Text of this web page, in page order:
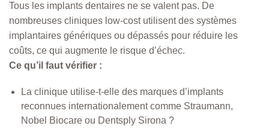
Tous les implants dentaires ne se valent pas. De
nombreuses cliniques low-cost utilisent des systèmes
implantaires génériques ou dépassés pour réduire les
coûts, ce qui augmente le risque d’échec.
Ce qu’il faut vérifier :
La clinique utilise-t-elle des marques d’implants
reconnues internationalement comme Straumann,
Nobel Biocare ou Dentsply Sirona ?